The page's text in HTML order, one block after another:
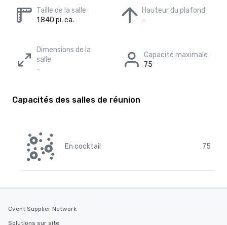
Taille de la salle
1 840 pi. ca.
Hauteur du plafond
-
Dimensions de la
salle
-
Capacité maximale
75
Capacités des salles de réunion
En cocktail 75
Cvent Supplier Network
Solutions sur site